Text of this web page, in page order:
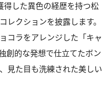
得した異色の経歴を持つ松
レクションを披露します。
コラをアレンジした「キャ
創的な発想で仕立てたボン
見た目も洗練された美しい